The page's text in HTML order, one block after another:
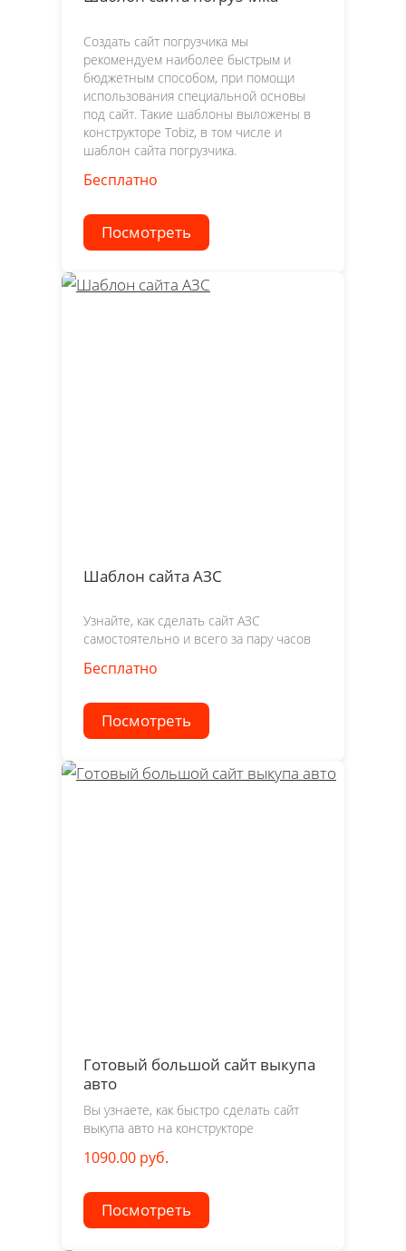
Создать сайт погрузчика мы
рекомендуем наиболее быстрым и
бюджетным способом, при помощи
использования специальной основы
под сайт. Такие шаблоны выложены в
конструкторе Tobiz, в том числе и
шаблон сайта погрузчика.
Бесплатно
Посмотреть
Шаблон сайта АЗС
Узнайте, как сделать сайт АЗС
самостоятельно и всего за пару часов
Бесплатно
Посмотреть
Готовый большой сайт выкупа
авто
Вы узнаете, как быстро сделать сайт
выкупа авто на конструкторе
1090.00 руб.
Посмотреть